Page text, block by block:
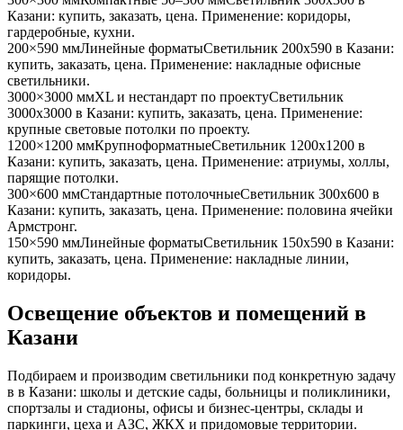
Казани: купить, заказать, цена. Применение: коридоры,
гардеробные, кухни.
200×590 ммЛинейные форматыСветильник 200x590 в Казани:
купить, заказать, цена. Применение: накладные офисные
светильники.
3000×3000 ммXL и нестандарт по проектуСветильник
3000x3000 в Казани: купить, заказать, цена. Применение:
крупные световые потолки по проекту.
1200×1200 ммКрупноформатныеСветильник 1200x1200 в
Казани: купить, заказать, цена. Применение: атриумы, холлы,
парящие потолки.
300×600 ммСтандартные потолочныеСветильник 300x600 в
Казани: купить, заказать, цена. Применение: половина ячейки
Армстронг.
150×590 ммЛинейные форматыСветильник 150x590 в Казани:
купить, заказать, цена. Применение: накладные линии,
коридоры.
Освещение объектов и помещений в
Казани
Подбираем и производим светильники под конкретную задачу
в в Казани: школы и детские сады, больницы и поликлиники,
спортзалы и стадионы, офисы и бизнес-центры, склады и
паркинги, цеха и АЗС, ЖКХ и придомовые территории.